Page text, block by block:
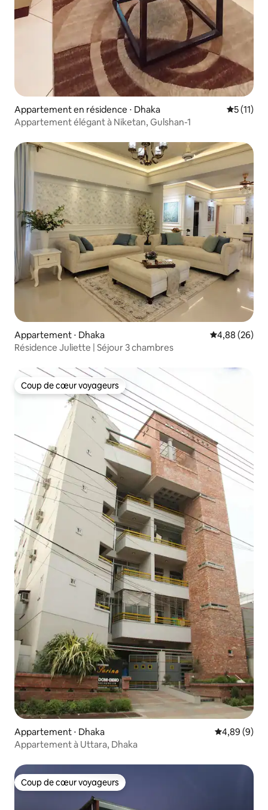
Appartement en résidence ⋅ Dhaka
5 (11)
Appartement élégant à Niketan, Gulshan-1
Appartement ⋅ Dhaka Évaluation
4,88 (26)
Résidence Juliette | Séjour 3 chambres
Coup de cœur voyageurs
Coup de cœur voyageurs
Appartement ⋅ Dhaka Évaluation
4,89 (9)
Appartement à Uttara, Dhaka
Coup de cœur voyageurs
Coup de cœur voyageurs